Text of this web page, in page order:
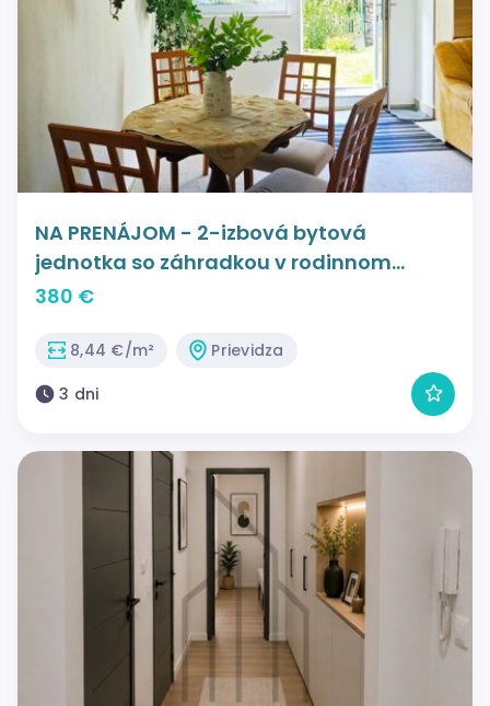
NA PRENÁJOM - 2-izbová bytová
jednotka so záhradkou v rodinnom
dome v Prievidzi
380 €
8,44 €/m²
Prievidza
3 dni